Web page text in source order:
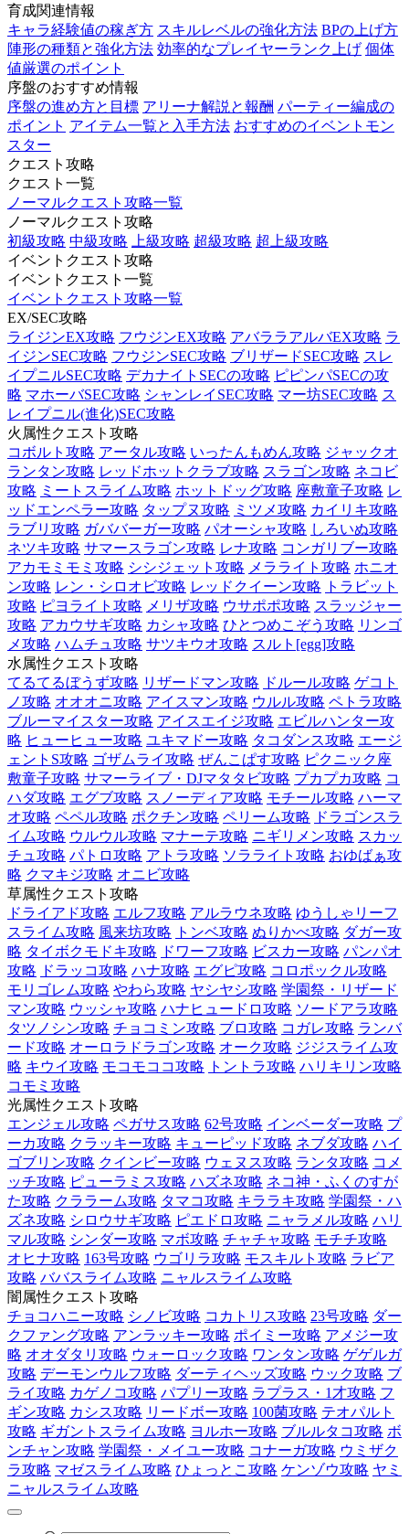
育成関連情報
キャラ経験値の稼ぎ方 スキルレベルの強化方法 BPの上げ方
陣形の種類と強化方法 効率的なプレイヤーランク上げ 個体
値厳選のポイント
序盤のおすすめ情報
序盤の進め方と目標 アリーナ解説と報酬 パーティー編成の
ポイント アイテム一覧と入手方法 おすすめのイベントモン
スター
クエスト攻略
クエスト一覧
ノーマルクエスト攻略一覧
ノーマルクエスト攻略
初級攻略 中級攻略 上級攻略 超級攻略 超上級攻略
イベントクエスト攻略
イベントクエスト一覧
イベントクエスト攻略一覧
EX/SEC攻略
ライジンEX攻略 フウジンEX攻略 アバララアルバEX攻略 ラ
イジンSEC攻略 フウジンSEC攻略 ブリザードSEC攻略 スレ
イプニルSEC攻略 デカナイトSECの攻略 ピピンパSECの攻
略 マホーバSEC攻略 シャンレイSEC攻略 マー坊SEC攻略 ス
レイプニル(進化)SEC攻略
火属性クエスト攻略
コボルト攻略 アータル攻略 いったんもめん攻略 ジャックオ
ランタン攻略 レッドホットクラブ攻略 スラゴン攻略 ネコビ
攻略 ミートスライム攻略 ホットドッグ攻略 座敷童子攻略 レ
ッドエンペラー攻略 タップヌ攻略 ミツメ攻略 カイリキ攻略
ラブリ攻略 ガババーガー攻略 パオーシャ攻略 しろいぬ攻略
ネツキ攻略 サマースラゴン攻略 レナ攻略 コンガリブー攻略
アカモミモミ攻略 シシジェット攻略 メラライト攻略 ホニオ
ン攻略 レン・シロオビ攻略 レッドクイーン攻略
トラビット
攻略 ピヨライト攻略 メリザ攻略 ウサポポ攻略 スラッジャー
攻略 アカウサギ攻略 カシャ攻略 ひとつめこぞう攻略 リンゴ
メ攻略 ハムチュ攻略 サツキウオ攻略 スルト[egg]攻略
水属性クエスト攻略
てるてるぼうず攻略 リザードマン攻略 ドルール攻略 ゲコト
ノ攻略 オオオニ攻略 アイスマン攻略 ウルル攻略 ペトラ攻略
ブルーマイスター攻略 アイスエイジ攻略 エビルハンター攻
略 ヒューヒュー攻略 ユキマドー攻略 タコダンス攻略 エージ
ェントS攻略 ゴザムライ攻略 ぜんこぱす攻略 ピクニック座
敷童子攻略 サマーライブ・DJマタタビ攻略 プカプカ攻略 コ
ハダ攻略 エグブ攻略 スノーディア攻略 モチール攻略 ハーマ
オ攻略 ペペル攻略 ポクチン攻略 ペリーム攻略 ドラゴンスラ
イム攻略 ウルウル攻略 マナーテ攻略 ニギリメン攻略 スカッ
チュ攻略 パトロ攻略 アトラ攻略 ソラライト攻略 おゆばぁ攻
略 クマキジ攻略 オニビ攻略
草属性クエスト攻略
ドライアド攻略 エルフ攻略 アルラウネ攻略 ゆうしゃリーフ
スライム攻略 風来坊攻略 トンベ攻略 ぬりかべ攻略 ダガー攻
略 タイボクモドキ攻略 ドワーフ攻略 ビスカー攻略 パンパオ
攻略 ドラッコ攻略 ハナ攻略 エグピ攻略 コロポックル攻略
モリゴレム攻略 やわら攻略 ヤシヤシ攻略 学園祭・リザード
マン攻略 ウッシャ攻略 ハナヒュードロ攻略 ソードアラ攻略
タツノシン攻略 チョコミン攻略 ブロ攻略 コガレ攻略 ランバ
ード攻略 オーロラドラゴン攻略 オーク攻略 ジジスライム攻
略 キウイ攻略 モコモココ攻略 トントラ攻略 ハリキリン攻略
コモミ攻略
光属性クエスト攻略
エンジェル攻略 ペガサス攻略 62号攻略 インベーダー攻略 プ
ーカ攻略 クラッキー攻略 キューピッド攻略 ネブダ攻略 ハイ
ゴブリン攻略 クインビー攻略 ウェヌス攻略 ランタ攻略 コメ
ッチ攻略 ピューラミス攻略 ハズネ攻略 ネコ神・ふくのすが
た攻略 クララーム攻略 タマコ攻略 キララキ攻略 学園祭・ハ
ズネ攻略 シロウサギ攻略 ピエドロ攻略 ニャラメル攻略 ハリ
マル攻略 シンダー攻略 マボ攻略 チャチャ攻略 モチチ攻略
オヒナ攻略 163号攻略 ウゴリラ攻略 モスキルト攻略 ラビア
攻略 ババスライム攻略 ニャルスライム攻略
闇属性クエスト攻略
チョコハニー攻略 シノビ攻略 コカトリス攻略 23号攻略 ダー
クファング攻略 アンラッキー攻略 ポイミー攻略 アメジー攻
略 オオダタリ攻略 ウォーロック攻略 ワンタン攻略 ゲゲルガ
攻略 デーモンウルフ攻略 ダーティヘッズ攻略 ウック攻略 ブ
ライ攻略 カゲノコ攻略 パプリー攻略 ラプラス・1才攻略 フ
ギン攻略 カシス攻略 リードボー攻略 100菌攻略 テオパルト
攻略 ギガントスライム攻略 ヨルホー攻略 ブルルタコ攻略 ボ
ンチャン攻略 学園祭・メイユー攻略 コナーガ攻略 ウミザク
ラ攻略 マゼスライム攻略 ひょっとこ攻略 ケンゾウ攻略 ヤミ
ニャルスライム攻略